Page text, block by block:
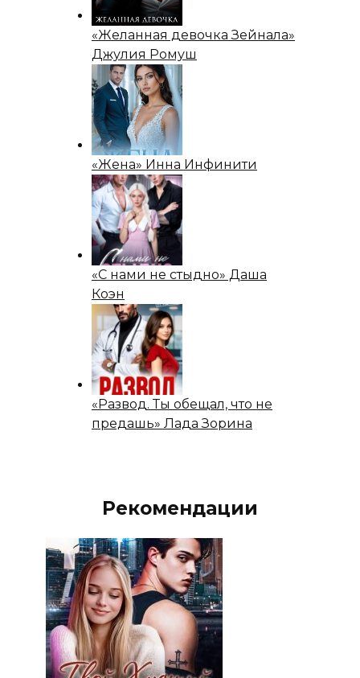
«Желанная девочка Зейнала»
Джулия Ромуш
«Жена» Инна Инфинити
«С нами не стыдно» Даша
Коэн
«Развод. Ты обещал, что не
предашь» Лада Зорина
Рекомендации